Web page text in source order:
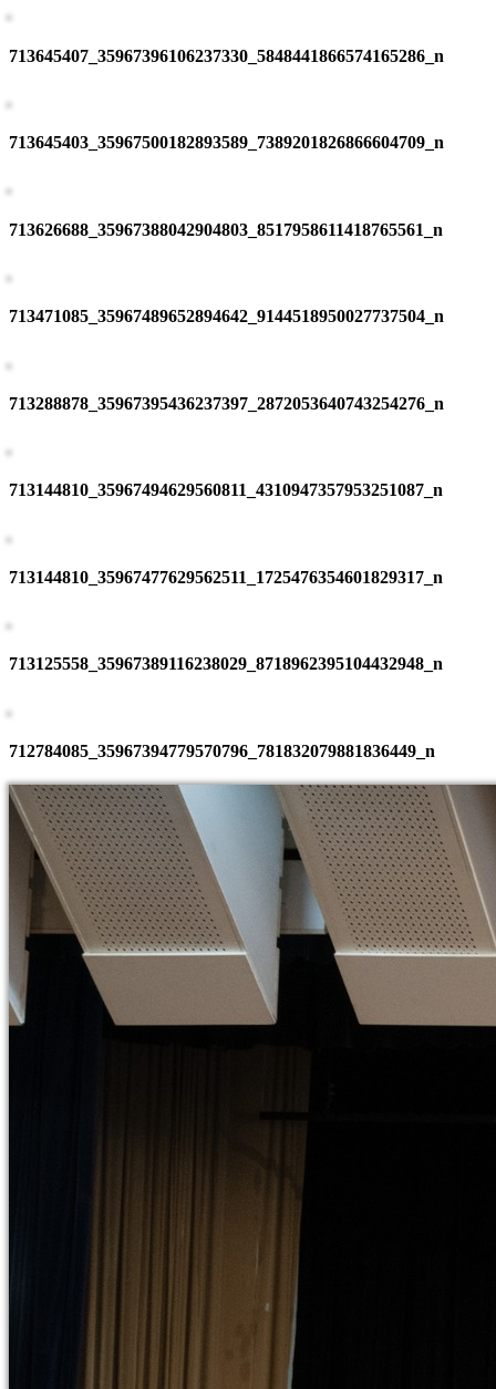
713645407_35967396106237330_5848441866574165286_n
713645403_35967500182893589_7389201826866604709_n
713626688_35967388042904803_8517958611418765561_n
713471085_35967489652894642_9144518950027737504_n
713288878_35967395436237397_2872053640743254276_n
713144810_35967494629560811_4310947357953251087_n
713144810_35967477629562511_1725476354601829317_n
713125558_35967389116238029_8718962395104432948_n
712784085_35967394779570796_781832079881836449_n